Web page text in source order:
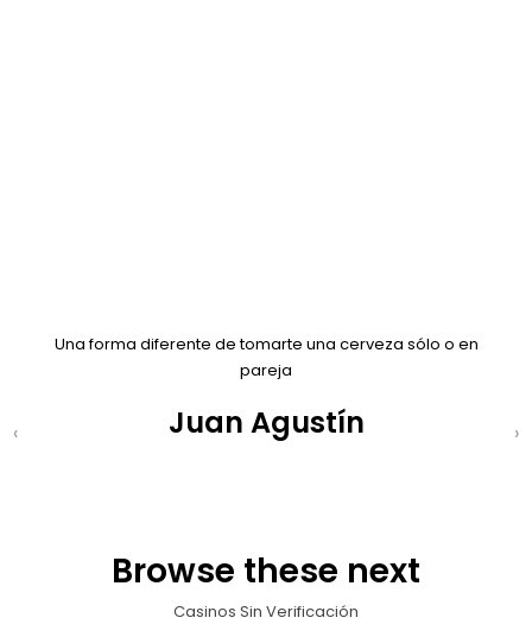
Una forma diferente de tomarte una cerveza sólo o en
pareja
Juan Agustín
‹Previous ›
Browse these next
Casinos Sin Verificación